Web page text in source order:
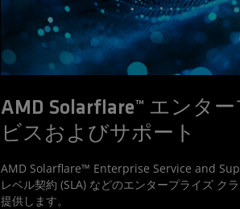
AMD Solarflare™ エンタ
ビスおよびサポート
AMD Solarflare™ Enterprise Service and
レベル契約 (SLA) などのエンタープライズ ク
提供します。